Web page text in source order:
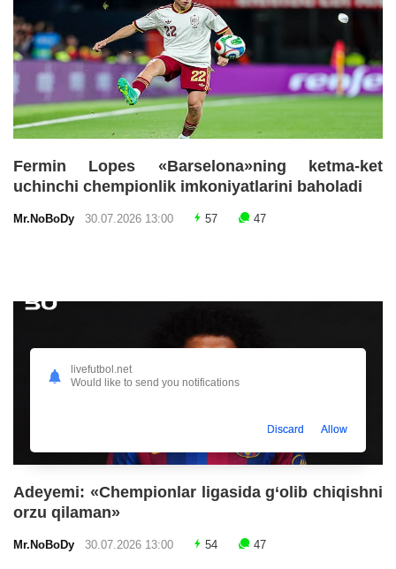
Fermin Lopes «Barselona»ning ketma-ket
uchinchi chempionlik imkoniyatlarini baholadi
Mr.NoBoDy 30.07.2026 13:00 57 47
Adeyemi: «Chempionlar ligasida g‘olib chiqishni
orzu qilaman»
Mr.NoBoDy 30.07.2026 13:00 54 47
livefutbol.net
Would like to send you notifications
Discard Allow